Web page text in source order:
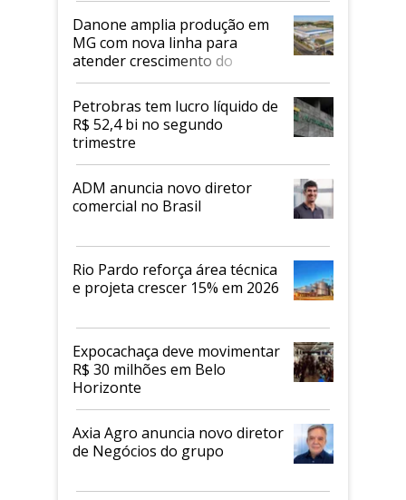
Danone amplia produção em
MG com nova linha para
atender crescimento do
mercado de alimentos
proteicos
Petrobras tem lucro líquido de
R$ 52,4 bi no segundo
trimestre
ADM anuncia novo diretor
comercial no Brasil
Rio Pardo reforça área técnica
e projeta crescer 15% em 2026
Expocachaça deve movimentar
R$ 30 milhões em Belo
Horizonte
Axia Agro anuncia novo diretor
de Negócios do grupo